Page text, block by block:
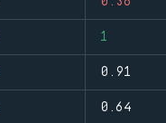
1
0.91
0.64